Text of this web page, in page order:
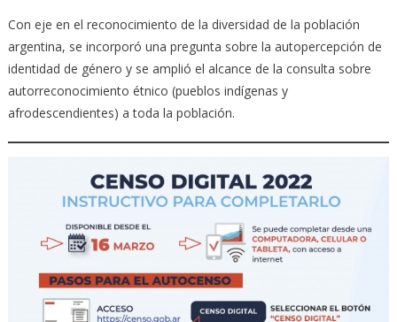
Con eje en el reconocimiento de la diversidad de la población
argentina, se incorporó una pregunta sobre la autopercepción de
identidad de género y se amplió el alcance de la consulta sobre
autorreconocimiento étnico (pueblos indígenas y
afrodescendientes) a toda la población.